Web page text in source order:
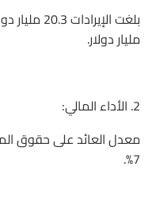
مليار دولار.
2. الأداء المالي:
7%.